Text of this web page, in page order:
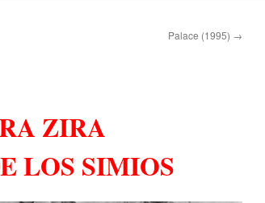
Palace (1995) →
ZIRA
LOS SIMIOS